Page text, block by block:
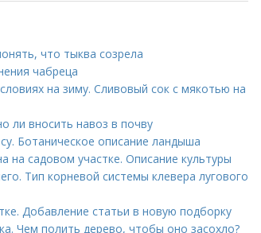
что тыква созрела
чабреца
на зиму. Сливовый сок с мякотью на
ли вносить навоз в почву
Ботаническое описание ландыша
садовом участке. Описание культуры
Тип корневой системы клевера лугового
Добавление статьи в новую подборку
Чем полить дерево, чтобы оно засохло?